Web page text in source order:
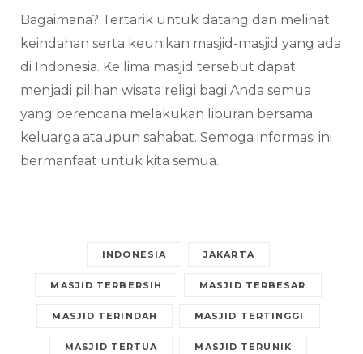
Bagaimana? Tertarik untuk datang dan melihat
keindahan serta keunikan masjid-masjid yang ada
di Indonesia. Ke lima masjid tersebut dapat
menjadi pilihan wisata religi bagi Anda semua
yang berencana melakukan liburan bersama
keluarga ataupun sahabat. Semoga informasi ini
bermanfaat untuk kita semua.
INDONESIA JAKARTA
MASJID TERBERSIH MASJID TERBESAR
MASJID TERINDAH MASJID TERTINGGI
MASJID TERTUA MASJID TERUNIK